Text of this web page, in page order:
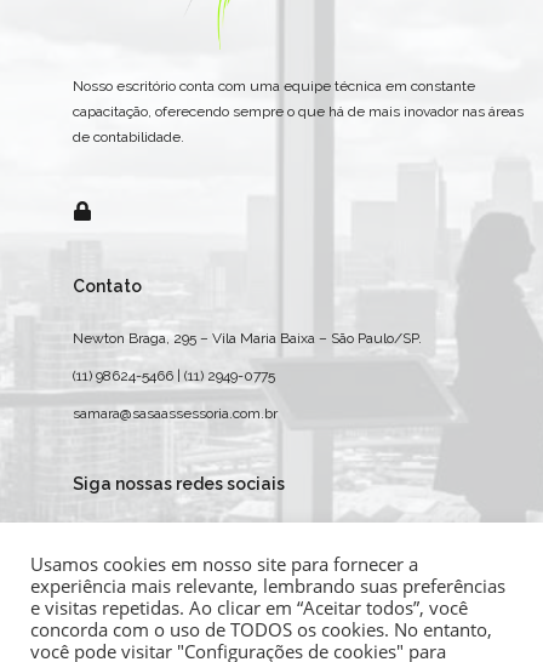
Nosso escritório conta com uma equipe técnica em constante
capacitação, oferecendo sempre o que há de mais inovador nas áreas
de contabilidade.
Contato
Newton Braga, 295 – Vila Maria Baixa – São Paulo/SP.
(11) 98624-5466 | (11) 2949-0775
samara@sasaassessoria.com.br
Siga nossas redes sociais
Usamos cookies em nosso site para fornecer a
experiência mais relevante, lembrando suas preferências
e visitas repetidas. Ao clicar em “Aceitar todos”, você
concorda com o uso de TODOS os cookies. No entanto,
você pode visitar "Configurações de cookies" para